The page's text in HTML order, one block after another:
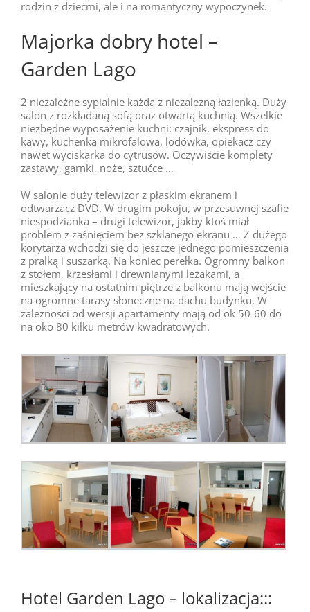
rodzin z dziećmi, ale i na romantyczny wypoczynek.
Majorka dobry hotel –
Garden Lago
2 niezależne sypialnie każda z niezależną łazienką. Duży
salon z rozkładaną sofą oraz otwartą kuchnią. Wszelkie
niezbędne wyposażenie kuchni: czajnik, ekspress do
kawy, kuchenka mikrofalowa, lodówka, opiekacz czy
nawet wyciskarka do cytrusów. Oczywiście komplety
zastawy, garnki, noże, sztućce …
W salonie duży telewizor z płaskim ekranem i
odtwarzacz DVD. W drugim pokoju, w przesuwnej szafie
niespodzianka – drugi telewizor, jakby ktoś miał
problem z zaśnięciem bez szklanego ekranu … Z dużego
korytarza wchodzi się do jeszcze jednego pomieszczenia
z pralką i suszarką. Na koniec perełka. Ogromny balkon
z stołem, krzesłami i drewnianymi leżakami, a
mieszkający na ostatnim piętrze z balkonu mają wejście
na ogromne tarasy słoneczne na dachu budynku. W
zależności od wersji apartamenty mają od ok 50-60 do
na oko 80 kilku metrów kwadratowych.
Hotel Garden Lago – lokalizacja:::